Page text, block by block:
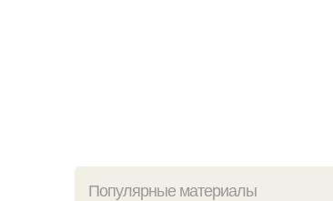
Популярные материалы